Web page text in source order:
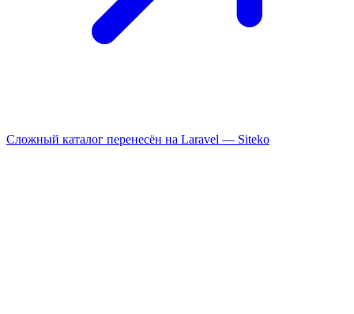
Сложный каталог перенесён на Laravel — Siteko